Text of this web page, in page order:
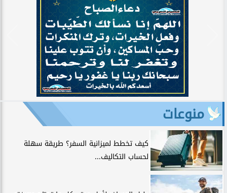
منوعات
كيف تخطط لميزانية السفر؟ طريقة سهلة
لحساب التكاليف...